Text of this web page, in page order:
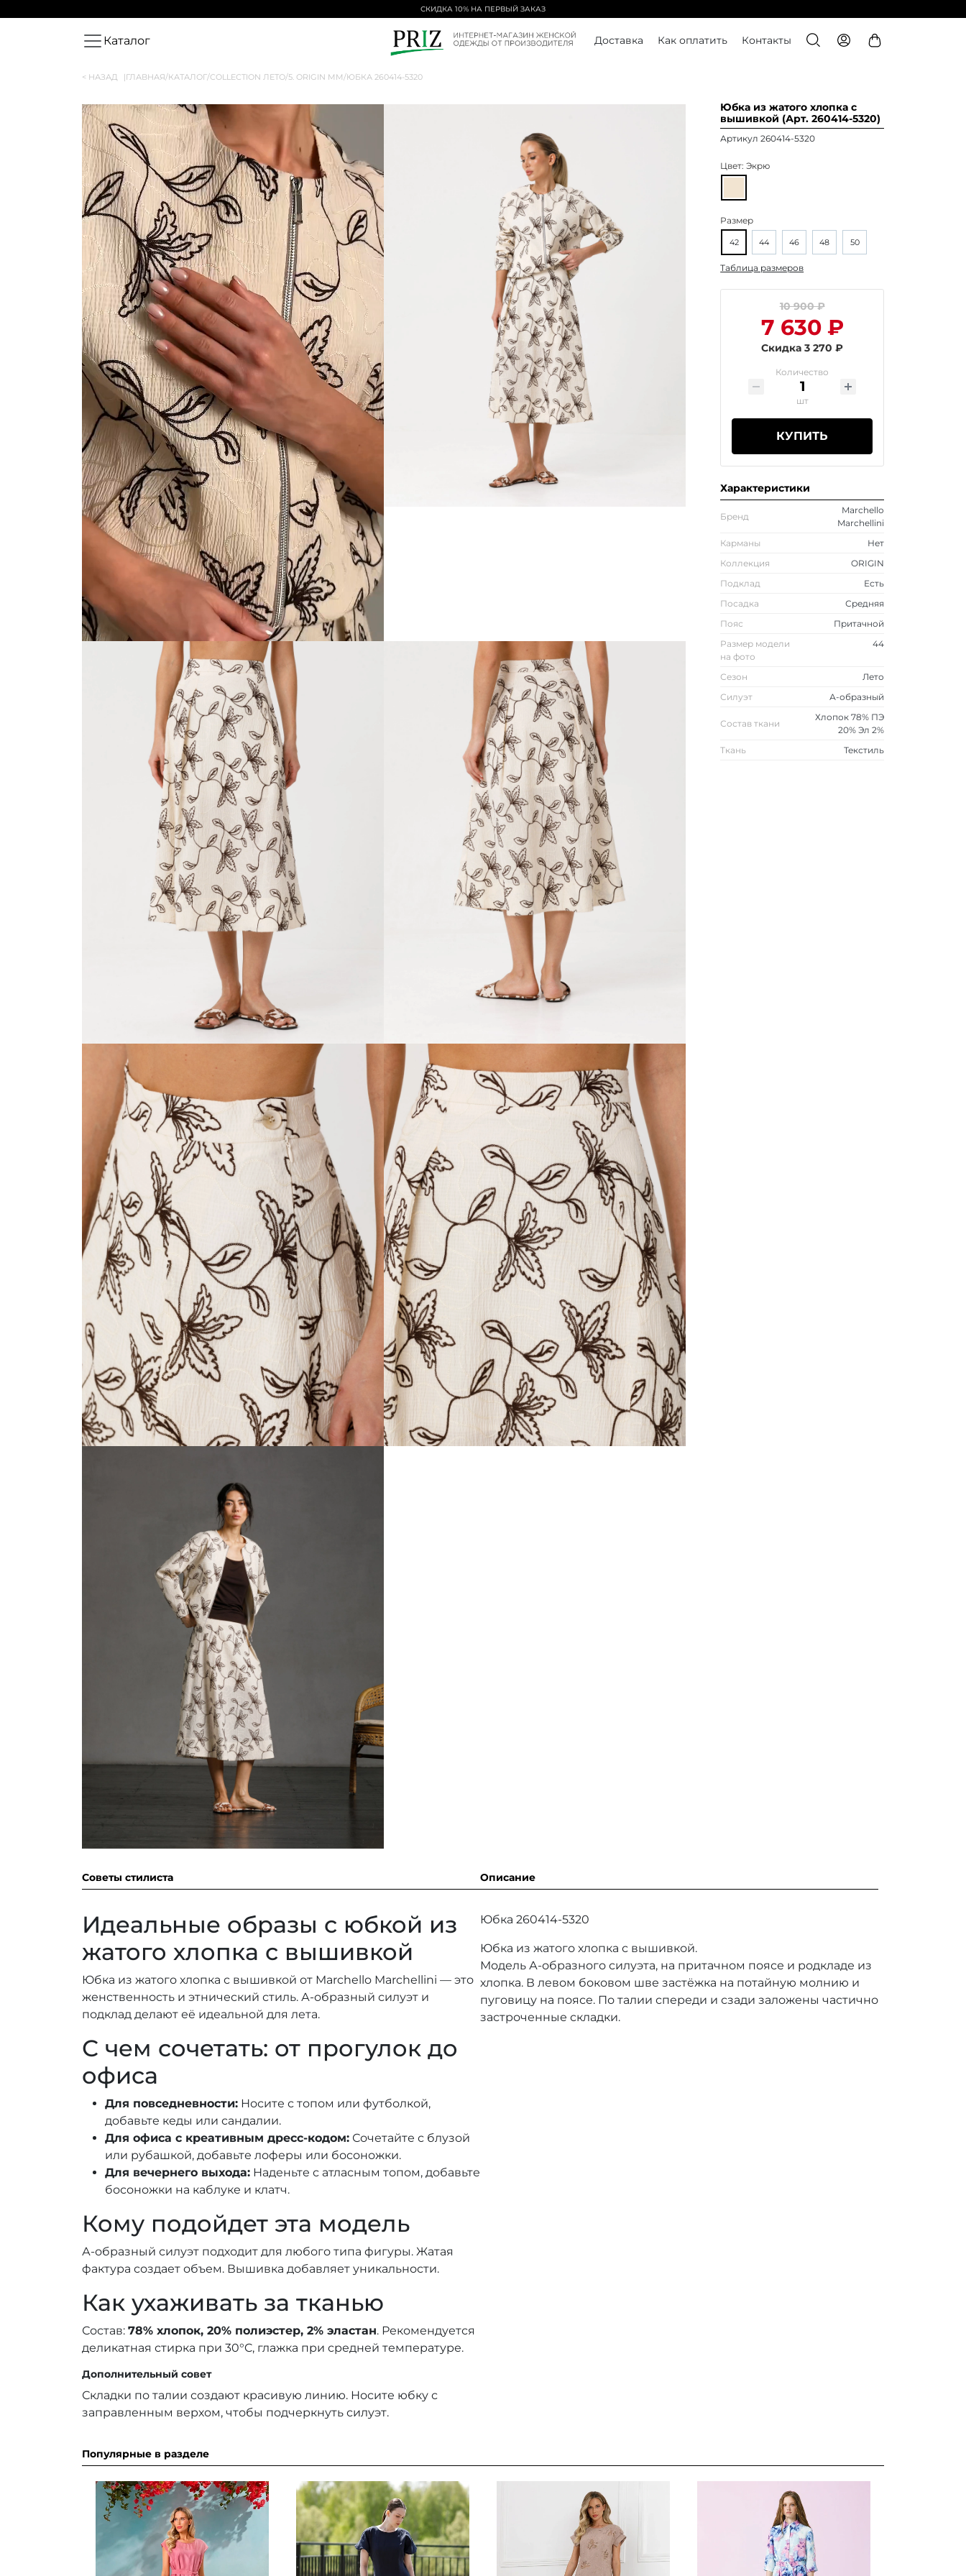
БЕСПЛАТНАЯ ДОСТАВКА ОТ 5000₽
Каталог Доставка Как оплатить Контакты
< НАЗАД |ГЛАВНАЯ/КАТАЛОГ/COLLECTION ЛЕТО/5. ORIGIN MM/ЮБКА 260414-5320
Юбка из жатого хлопка с
вышивкой (Арт. 260414-5320)
Артикул 260414-5320
Цвет:Экрю
Размер
42 44 46 48 50
Таблица размеров
10 900 ₽
7 630 ₽
Скидка 3 270 ₽
Количество
шт
КУПИТЬ
Характеристики
Бренд
Marchello
Marchellini
Карманы
Нет
Коллекция
ORIGIN
Подклад
Есть
Посадка
Средняя
Пояс
Притачной
Размер модели
на фото
44
Сезон
Лето
Силуэт
А-образный
Состав ткани
Хлопок 78% ПЭ
20% Эл 2%
Ткань
Текстиль
Советы стилиста
Идеальные образы с юбкой из
жатого хлопка с вышивкой
Юбка из жатого хлопка с вышивкой от Marchello Marchellini — это
женственность и этнический стиль. А-образный силуэт и
подклад делают её идеальной для лета.
С чем сочетать: от прогулок до
офиса
Для повседневности: Носите с топом или футболкой,
добавьте кеды или сандалии.
Для офиса с креативным дресс-кодом: Сочетайте с блузой
или рубашкой, добавьте лоферы или босоножки.
Для вечернего выхода: Наденьте с атласным топом, добавьте
босоножки на каблуке и клатч.
Кому подойдет эта модель
А-образный силуэт подходит для любого типа фигуры. Жатая
фактура создает объем. Вышивка добавляет уникальности.
Как ухаживать за тканью
Состав: 78% хлопок, 20% полиэстер, 2% эластан. Рекомендуется
деликатная стирка при 30°C, глажка при средней температуре.
Дополнительный совет
Складки по талии создают красивую линию. Носите юбку с
заправленным верхом, чтобы подчеркнуть силуэт.
Описание
Юбка 260414-5320
Юбка из жатого хлопка с вышивкой.
Модель А-образного силуэта, на притачном поясе и родкладе из
хлопка. В левом боковом шве застёжка на потайную молнию и
пуговицу на поясе. По талии спереди и сзади заложены частично
застроченные складки.
Популярные в разделе